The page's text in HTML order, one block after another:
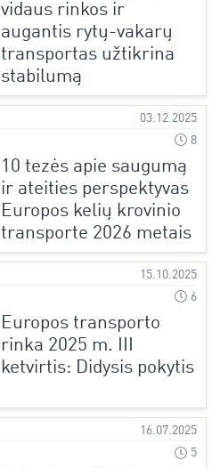
vidaus rinkos ir
augantis rytų-vakarų
transportas užtikrina
stabilumą
03.12.2025
8
10 tezės apie saugumą
ir ateities perspektyvas
Europos kelių krovinio
transporte 2026 metais
15.10.2025
6
Europos transporto
rinka 2025 m. III
ketvirtis: Didysis pokytis
16.07.2025
5